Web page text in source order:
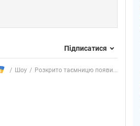
Підписатися
Шоу Розкрито таємницю появи...